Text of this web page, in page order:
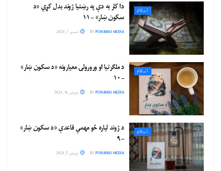
اسلام
دا کار به دې په رښتیا ژوند بدل کړي «د
سکون ښار» – ۱۱
BYPOHAWAI MEDIA دسمبر 7, 2024
اسلام
د ملګرتیا او ورورولۍ معیارونه «د سکون ښار»
– ۱۰
BYPOHAWAI MEDIA نوومبر 16, 2024
اسلام
د ژوند لپاره څو مهمې قاعدې «د سکون ښار»
– ۹
BYPOHAWAI MEDIA نوومبر 5, 2024